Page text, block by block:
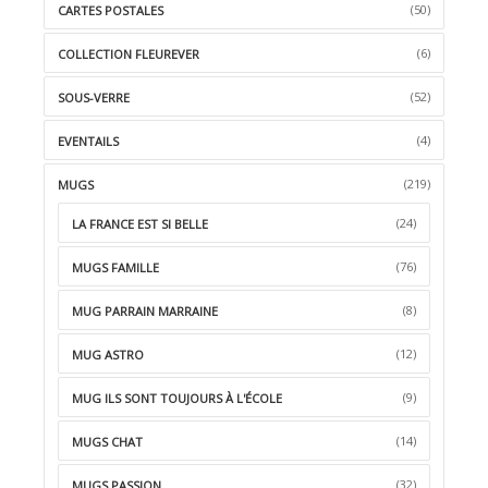
CARTES POSTALES (50)
COLLECTION FLEUREVER (6)
SOUS-VERRE (52)
EVENTAILS (4)
MUGS (219)
LA FRANCE EST SI BELLE (24)
MUGS FAMILLE (76)
MUG PARRAIN MARRAINE (8)
MUG ASTRO (12)
MUG ILS SONT TOUJOURS À L'ÉCOLE (9)
MUGS CHAT (14)
(32)